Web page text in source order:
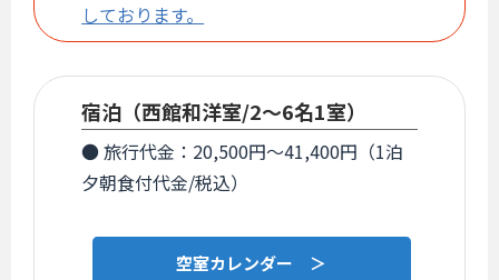
しております。
宿泊（西館和洋室/2～6名1室）
● 旅行代金：20,500円～41,400円（1泊
夕朝食付代金/税込）
空室カレンダー ＞